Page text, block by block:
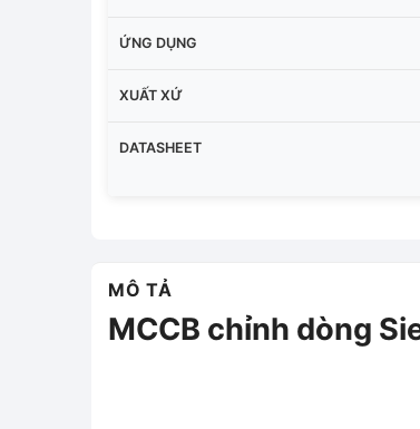
ỨNG DỤNG
XUẤT XỨ
DATASHEET
MÔ TẢ
MCCB chỉnh dòng